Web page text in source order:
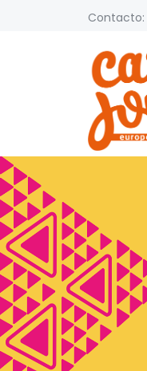
Contacto: